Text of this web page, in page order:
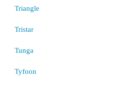
Triangle
Tristar
Tunga
Tyfoon